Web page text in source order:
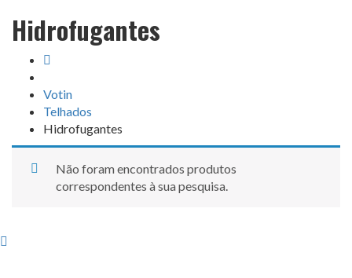
Hidrofugantes
Votin
Telhados
Hidrofugantes
Não foram encontrados produtos
correspondentes à sua pesquisa.